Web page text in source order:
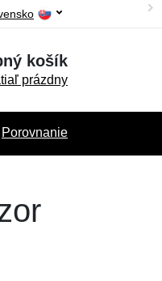
košík
prázdny
Porovnanie